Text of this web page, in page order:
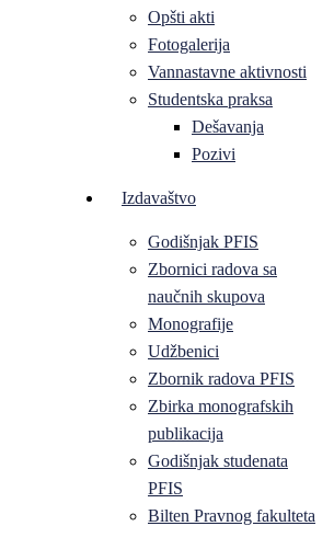
Opšti akti
Fotogalerija
Vannastavne aktivnosti
Studentska praksa
Dešavanja
Pozivi
Izdavaštvo
Godišnjak PFIS
Zbornici radova sa
naučnih skupova
Monografije
Udžbenici
Zbornik radova PFIS
Zbirka monografskih
publikacija
Godišnjak studenata
PFIS
Bilten Pravnog fakulteta